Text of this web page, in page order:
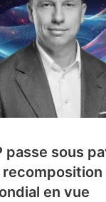
passe sous
en vue